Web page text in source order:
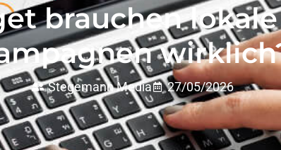
brauchen
Stegemann Media 27/05/2026